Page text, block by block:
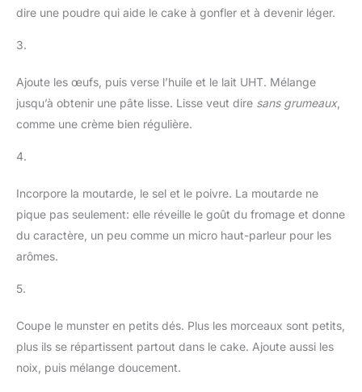
dire une poudre qui aide le cake à gonfler et à devenir léger.
3.
Ajoute les œufs, puis verse l’huile et le lait UHT. Mélange
jusqu’à obtenir une pâte lisse. Lisse veut dire sans grumeaux,
comme une crème bien régulière.
4.
Incorpore la moutarde, le sel et le poivre. La moutarde ne
pique pas seulement: elle réveille le goût du fromage et donne
du caractère, un peu comme un micro haut-parleur pour les
arômes.
5.
Coupe le munster en petits dés. Plus les morceaux sont petits,
plus ils se répartissent partout dans le cake. Ajoute aussi les
noix, puis mélange doucement.